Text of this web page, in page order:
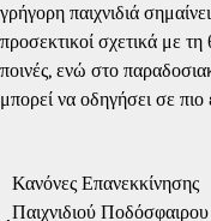
γρήγορη παιχνιδιά
προσεκτικοί σχετικά με
ποινές, ενώ στο
μπορεί να οδηγήσει σε πιο
Post
Κανόνες Επανεκκίνησης
Παιχνιδιού